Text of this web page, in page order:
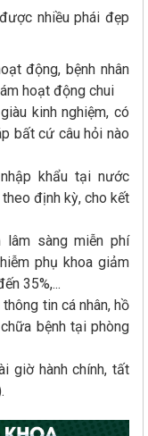
nhiều phái đẹp
động, bệnh nhân
hoạt động chui
kinh nghiệm, có
bất cứ câu hỏi nào
khẩu tại nước
định kỳ, cho kết
lâm sàng miễn phí
phụ khoa giảm
35%,...
tin cá nhân, hồ
bệnh tại phòng
giờ hành chính, tất